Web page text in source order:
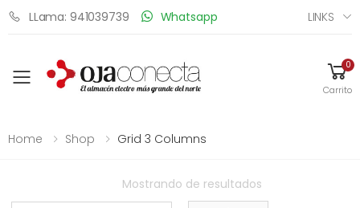
LLama: 941039739 Whatsapp LINKS
Toggle mobile menu
0
Carrito
Home Shop Grid 3 Columns
Mostrando de resultados